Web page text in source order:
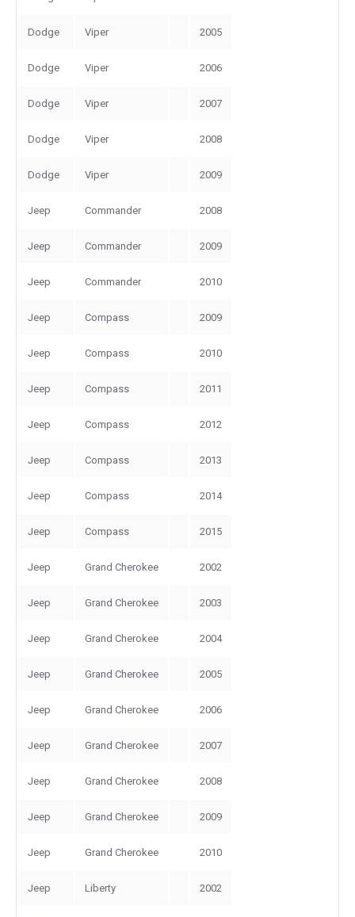
Dodge Viper 2005
Dodge Viper 2006
Dodge Viper 2007
Dodge Viper 2008
Dodge Viper 2009
Jeep Commander 2008
Jeep Commander 2009
Jeep Commander 2010
Jeep Compass 2009
Jeep Compass 2010
Jeep Compass 2011
Jeep Compass 2012
Jeep Compass 2013
Jeep Compass 2014
Jeep Compass 2015
Jeep Grand Cherokee 2002
Jeep Grand Cherokee 2003
Jeep Grand Cherokee 2004
Jeep Grand Cherokee 2005
Jeep Grand Cherokee 2006
Jeep Grand Cherokee 2007
Jeep Grand Cherokee 2008
Jeep Grand Cherokee 2009
Jeep Grand Cherokee 2010
Jeep Liberty 2002